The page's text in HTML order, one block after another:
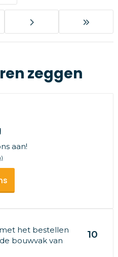
zeggen
aan!
het bestellen
bouwvak van
10